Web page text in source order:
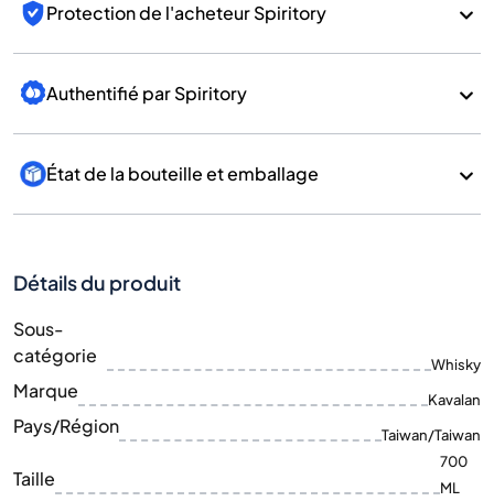
Protection de l'acheteur Spiritory
Authentifié par Spiritory
État de la bouteille et emballage
Détails du produit
Sous-
catégorie
Whisky
Marque Kavalan
Pays/Région Taiwan/Taiwan
Taille
700
ML